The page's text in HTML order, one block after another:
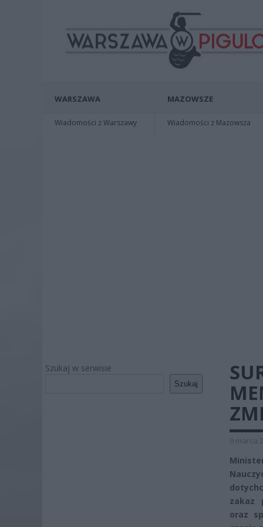
WARSZAWA
Wiadomości z Warszawy
MAZOWSZE
Wiadomości z Mazowsza
Szukaj w serwisie
Szukaj
9 marca
zakaz
oraz